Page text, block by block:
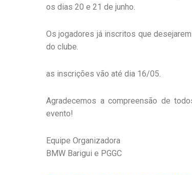
os dias 20 e 21 de junho.
Os jogadores já inscritos que
do clube.
as inscrições vão até dia 16/05.
Agradecemos a compreensão de
evento!
Equipe Organizadora
BMW Barigui e PGGC